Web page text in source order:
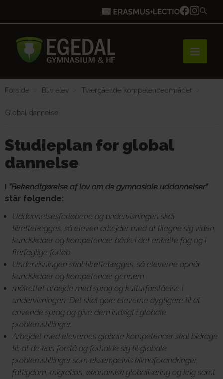
Brobygning
Vores uddannelser
Om E.G.
Forside Bliv elev Tværgående kompetenceområder
Global dannelse
Studieplan for global
dannelse
I ”Bekendtgørelse af lov om de gymnasiale uddannelser”
står følgende:
Uddannelsesforløbene og undervisningen skal
tilrettelægges, så eleven arbejder med at tilegne sig viden,
kundskaber og kompetencer både i det enkelte fag og i
flerfaglige forløb.
Undervisningen skal tilrettelægges, så eleverne opnår
kundskaber og kompetencer gennem
målrettet arbejde med sprog og kulturforståelse i
undervisningen. Det skal gøre eleverne dygtigere til at
anvende sprog og give dem indsigt i globale
problemstillinger.
Arbejdet med elevernes globale kompetencer skal bidrage
til, at de kan forstå og forholde sig til globale
problemstillinger som eksempelvis klimaforandringer,
fattigdom, migration, økonomisk globalisering og krig samt